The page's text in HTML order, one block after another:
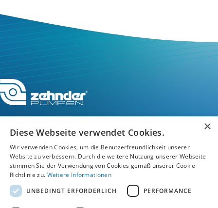
Service-Hotline
Service
Unternehmen
×
Diese Webseite verwendet Cookies.
Wir verwenden Cookies, um die Benutzerfreundlichkeit unserer
Website zu verbessern. Durch die weitere Nutzung unserer Webseite
stimmen Sie der Verwendung von Cookies gemäß unserer Cookie-
Richtlinie zu. Weitere Informationen
UNBEDINGT ERFORDERLICH
PERFORMANCE